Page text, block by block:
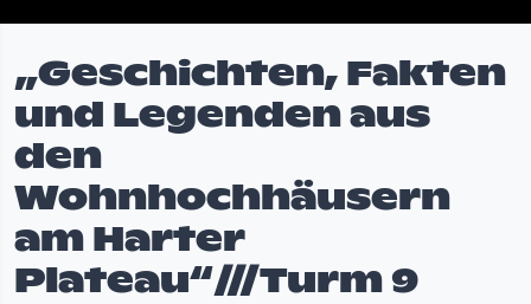
„Geschichten, Fakten
und Legenden aus
den
Wohnhochhäusern
am Harter
Plateau“///Turm 9